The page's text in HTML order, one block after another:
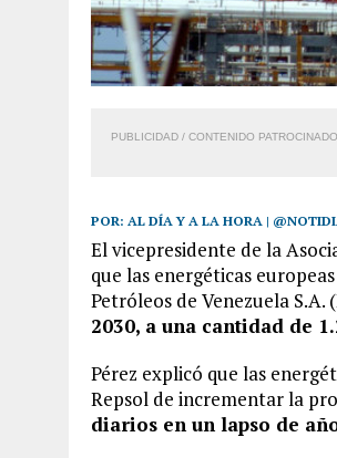
PUBLICIDAD / CONTENIDO PATROCINADO
POR: AL DÍA Y A LA HORA |
El vicepresidente de la
que las energéticas
Petróleos de Venezuela S.A.
2030, a una cantidad de
Pérez explicó que las
Repsol de incrementar la
diarios en un lapso de